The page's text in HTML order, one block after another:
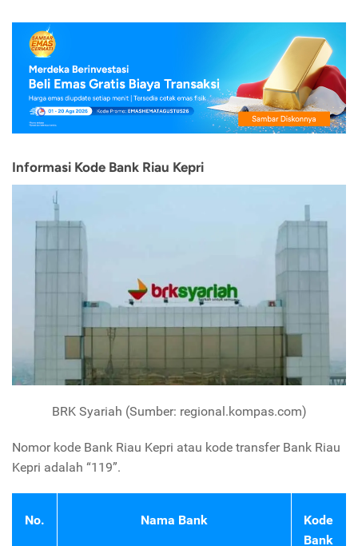
Informasi Kode Bank Riau Kepri
BRK Syariah (Sumber: regional.kompas.com)
Nomor kode Bank Riau Kepri atau kode transfer Bank Riau
Kepri adalah “119”.
No. Nama Bank
Kode
Bank